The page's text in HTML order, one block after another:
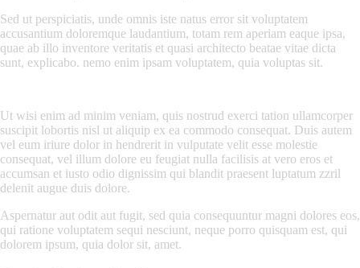
Sed ut perspiciatis, unde omnis iste natus error sit voluptatem
accusantium doloremque laudantium, totam rem aperiam eaque ipsa,
quae ab illo inventore veritatis et quasi architecto beatae vitae dicta
sunt, explicabo. nemo enim ipsam voluptatem, quia voluptas sit.
Ut wisi enim ad minim veniam, quis nostrud exerci tation ullamcorper
suscipit lobortis nisl ut aliquip ex ea commodo consequat. Duis autem
vel eum iriure dolor in hendrerit in vulputate velit esse molestie
consequat, vel illum dolore eu feugiat nulla facilisis at vero eros et
accumsan et iusto odio dignissim qui blandit praesent luptatum zzril
delenit augue duis dolore.
Aspernatur aut odit aut fugit, sed quia consequuntur magni dolores eos,
qui ratione voluptatem sequi nesciunt, neque porro quisquam est, qui
dolorem ipsum, quia dolor sit, amet.